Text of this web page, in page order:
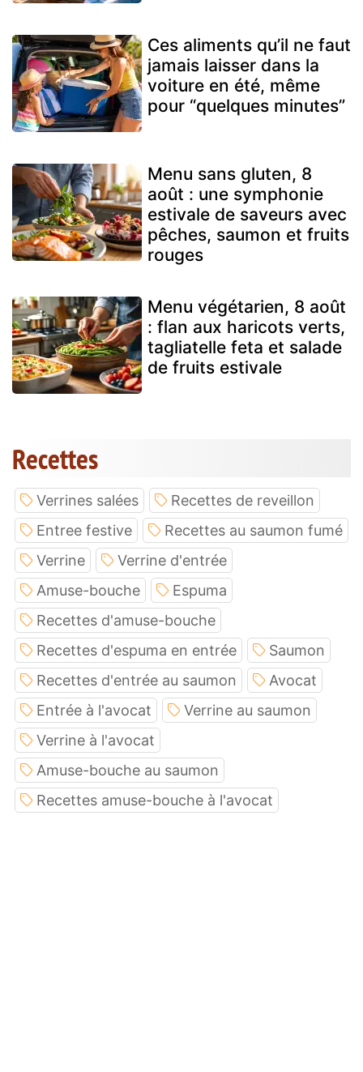
Ces aliments qu’il ne faut
jamais laisser dans la
voiture en été, même
pour “quelques minutes”
Menu sans gluten, 8
août : une symphonie
estivale de saveurs avec
pêches, saumon et fruits
rouges
Menu végétarien, 8 août
: flan aux haricots verts,
tagliatelle feta et salade
de fruits estivale
Recettes
Verrines salées
Recettes de reveillon
Entree festive
Recettes au saumon fumé
Verrine
Verrine d'entrée
Amuse-bouche
Espuma
Recettes d'amuse-bouche
Recettes d'espuma en entrée
Saumon
Recettes d'entrée au saumon
Avocat
Entrée à l'avocat
Verrine au saumon
Verrine à l'avocat
Amuse-bouche au saumon
Recettes amuse-bouche à l'avocat